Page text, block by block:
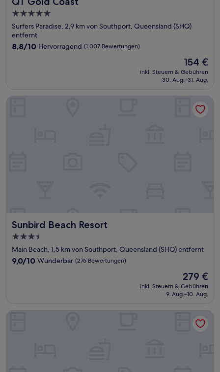
5.0-
Sterne-
Unterkunft
Surfers Paradise, 2,9 km von Southport, Queensland (SHQ)
entfernt
8.8
8,8/10 Hervorragend (1.007 Bewertungen)
Der
Preis
beträgt
154 €
inkl. Steuern & Gebühren
30. Aug.–31. Aug.
Sunbird Beach Resort
Sunbird Beach Resort
3.5-
Sterne-
Unterkunft
Main Beach, 1,5 km von Southport, Queensland (SHQ) entfernt
9.0
9,0/10 Wunderbar (276 Bewertungen)
Der
Preis
beträgt
279 €
inkl. Steuern & Gebühren
9. Aug.–10. Aug.
Sunbird Beach Resort